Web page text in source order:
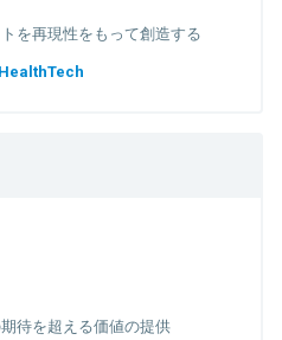
を再現性をもって創造する
待を超える価値の提供